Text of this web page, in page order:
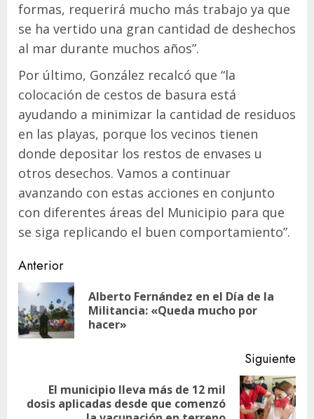
formas, requerirá mucho más trabajo ya que
se ha vertido una gran cantidad de deshechos
al mar durante muchos años”.
Por último, González recalcó que “la
colocación de cestos de basura está
ayudando a minimizar la cantidad de residuos
en las playas, porque los vecinos tienen
donde depositar los restos de envases u
otros desechos. Vamos a continuar
avanzando con estas acciones en conjunto
con diferentes áreas del Municipio para que
se siga replicando el buen comportamiento”.
Navegación
de
entradas
Anterior
Alberto Fernández en el Día de la
Militancia: «Queda mucho por
hacer»
Siguiente
Siguiente
El municipio lleva más de 12 mil
dosis aplicadas desde que comenzó